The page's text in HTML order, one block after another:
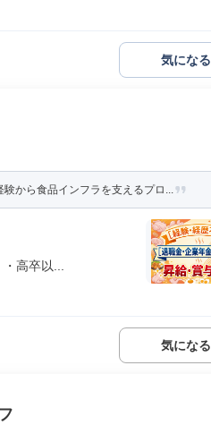
気になる
験から食品インフラを支えるプロ...
高卒以...
気になる